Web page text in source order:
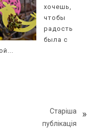
хочешь,
чтобы
радость
была с
Старіша
публікація